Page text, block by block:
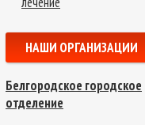
НАШИ ОРГАНИЗАЦИИ
Белгородское городское
отделение